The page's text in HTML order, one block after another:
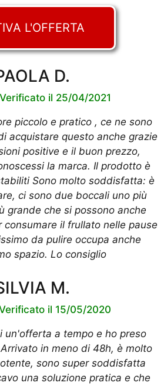
L'OFFERTA
D.
il 25/04/2021
piccolo e pratico , ce ne sono
acquistare questo anche grazie
positive e il buon prezzo,
la marca. Il prodotto è
Sono molto soddisfatta: è
ci sono due boccali uno più
grande che si possono anche
il frullato nelle pause
da pulire occupa anche
spazio. Lo consiglio
M.
il 15/05/2020
un'offerta a tempo e ho preso
in meno di 48h, è molto
sono super soddisfatta
una soluzione pratica e che